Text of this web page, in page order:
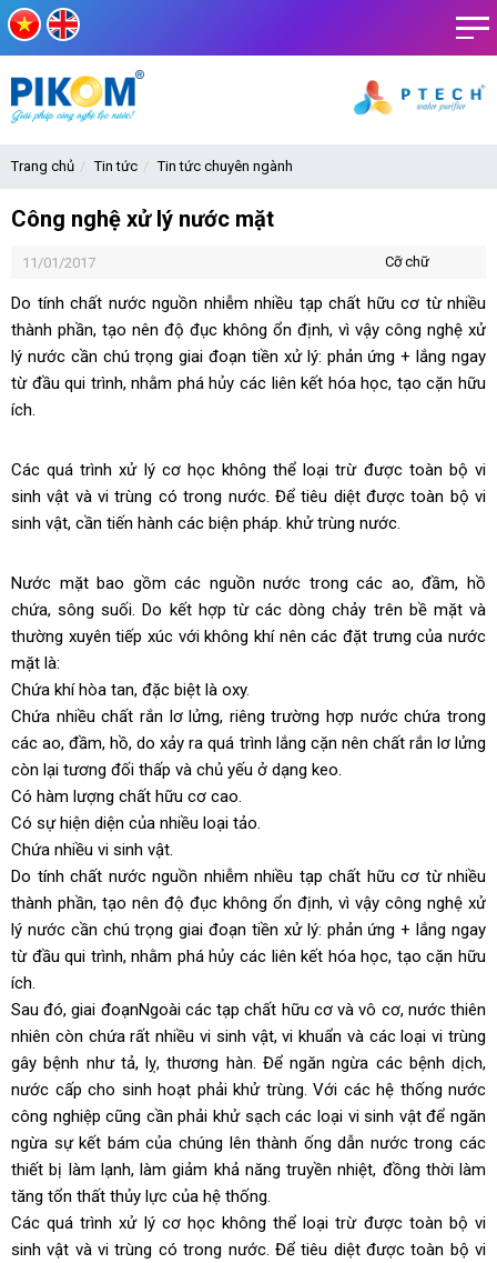
Trang chủ Tin tức Tin tức chuyên ngành
Công nghệ xử lý nước mặt
11/01/2017 Cỡ chữ
Do tính chất nước nguồn nhiễm nhiều tạp chất hữu cơ từ nhiều
thành phần, tạo nên độ đục không ổn định, vì vậy công nghệ xử
lý nước cần chú trọng giai đoạn tiền xử lý: phản ứng + lắng ngay
từ đầu qui trình, nhằm phá hủy các liên kết hóa học, tạo cặn hữu
ích.
Các quá trình xử lý cơ học không thể loại trừ được toàn bộ vi
sinh vật và vi trùng có trong nước. Để tiêu diệt được toàn bộ vi
sinh vật, cần tiến hành các biện pháp. khử trùng nước.
Nước mặt bao gồm các nguồn nước trong các ao, đầm, hồ
chứa, sông suối. Do kết hợp từ các dòng chảy trên bề mặt và
thường xuyên tiếp xúc với không khí nên các đặt trưng của nước
mặt là:
Chứa khí hòa tan, đặc biệt là oxy.
Chứa nhiều chất rắn lơ lửng, riêng trường hợp nước chứa trong
các ao, đầm, hồ, do xảy ra quá trình lắng cặn nên chất rắn lơ lửng
còn lại tương đối thấp và chủ yếu ở dạng keo.
Có hàm lượng chất hữu cơ cao.
Có sự hiện diện của nhiều loại tảo.
Chứa nhiều vi sinh vật.
Do tính chất nước nguồn nhiễm nhiều tạp chất hữu cơ từ nhiều
thành phần, tạo nên độ đục không ổn định, vì vậy công nghệ xử
lý nước cần chú trọng giai đoạn tiền xử lý: phản ứng + lắng ngay
từ đầu qui trình, nhằm phá hủy các liên kết hóa học, tạo cặn hữu
ích.
Sau đó, giai đoạnNgoài các tạp chất hữu cơ và vô cơ, nước thiên
nhiên còn chứa rất nhiều vi sinh vật, vi khuẩn và các loại vi trùng
gây bệnh như tả, lỵ, thương hàn. Để ngăn ngừa các bệnh dịch,
nước cấp cho sinh hoạt phải khử trùng. Với các hệ thống nước
công nghiệp cũng cần phải khử sạch các loại vi sinh vật để ngăn
ngừa sự kết bám của chúng lên thành ống dẫn nước trong các
thiết bị làm lạnh, làm giảm khả năng truyền nhiệt, đồng thời làm
tăng tổn thất thủy lực của hệ thống.
Các quá trình xử lý cơ học không thể loại trừ được toàn bộ vi
sinh vật và vi trùng có trong nước. Để tiêu diệt được toàn bộ vi